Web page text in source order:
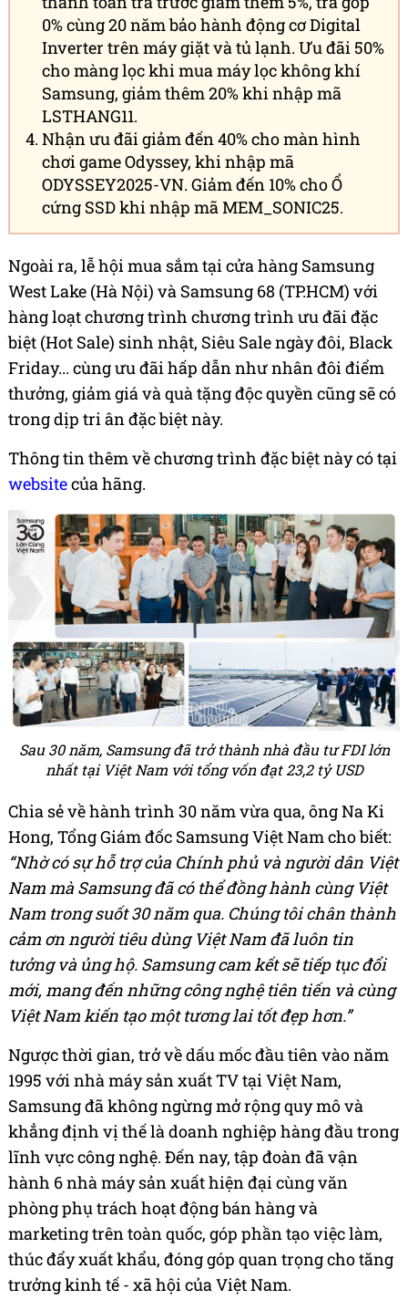
0% cùng 20 năm bảo hành động cơ Digital
Inverter trên máy giặt và tủ lạnh. Ưu đãi 50%
cho màng lọc khi mua máy lọc không khí
Samsung, giảm thêm 20% khi nhập mã
LSTHANG11.
Nhận ưu đãi giảm đến 40% cho màn hình
chơi game Odyssey, khi nhập mã
ODYSSEY2025-VN. Giảm đến 10% cho Ổ
cứng SSD khi nhập mã MEM_SONIC25.
Ngoài ra, lễ hội mua sắm tại cửa hàng Samsung
West Lake (Hà Nội) và Samsung 68 (TP.HCM) với
hàng loạt chương trình chương trình ưu đãi đặc
biệt (Hot Sale) sinh nhật, Siêu Sale ngày đôi, Black
Friday... cùng ưu đãi hấp dẫn như nhân đôi điểm
thưởng, giảm giá và quà tặng độc quyền cũng sẽ có
trong dịp tri ân đặc biệt này.
Thông tin thêm về chương trình đặc biệt này có tại
websitecủa hãng.
Sau 30 năm, Samsung đã trở thành nhà đầu tư FDI lớn
nhất tại Việt Nam với tổng vốn đạt 23,2 tỷ USD
Chia sẻ về hành trình 30 năm vừa qua, ông Na Ki
Hong, Tổng Giám đốc Samsung Việt Nam cho biết:
“Nhờ có sự hỗ trợ của Chính phủ và người dân Việt
Nam mà Samsung đã có thể đồng hành cùng Việt
Nam trong suốt 30 năm qua. Chúng tôi chân thành
cảm ơn người tiêu dùng Việt Nam đã luôn tin
tưởng và ủng hộ. Samsung cam kết sẽ tiếp tục đổi
mới, mang đến những công nghệ tiên tiến và cùng
Việt Nam kiến tạo một tương lai tốt đẹp hơn.”
Ngược thời gian, trở về dấu mốc đầu tiên vào năm
1995 với nhà máy sản xuất TV tại Việt Nam,
Samsung đã không ngừng mở rộng quy mô và
khẳng định vị thế là doanh nghiệp hàng đầu trong
lĩnh vực công nghệ. Đến nay, tập đoàn đã vận
hành 6 nhà máy sản xuất hiện đại cùng văn
phòng phụ trách hoạt động bán hàng và
marketing trên toàn quốc, góp phần tạo việc làm,
thúc đẩy xuất khẩu, đóng góp quan trọng cho tăng
trưởng kinh tế - xã hội của Việt Nam.